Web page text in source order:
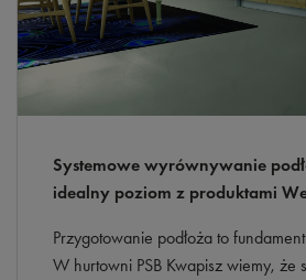
Systemowe wyrównywanie
idealny poziom z produktami
Przygotowanie podłoża to
W hurtowni PSB Kwapisz wiemy, że